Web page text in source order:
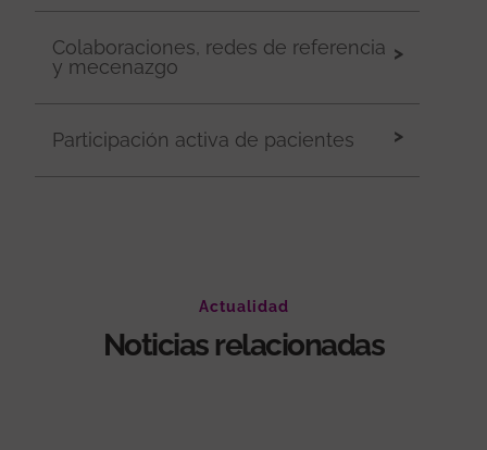
Colaboraciones, redes de referencia
y mecenazgo
Participación activa de pacientes
Actualidad
Noticias relacionadas